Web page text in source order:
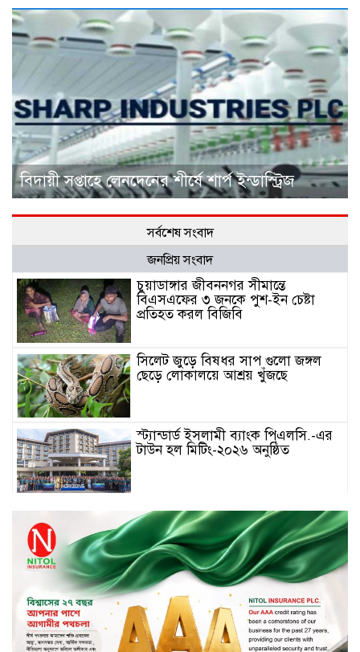
বিদায়ী সপ্তাহে লেনদেনের শীর্ষে শার্প ইন্ডাস্ট্রিজ
সর্বশেষ সংবাদ
জনপ্রিয় সংবাদ
চুয়াডাঙ্গার জীবননগর সীমান্তে
বিএসএফের ৩ জনকে পুশ-ইন চেষ্টা
প্রতিহত করল বিজিবি
সিলেট জুড়ে বিষধর সাপ গুলো জঙ্গল
ছেড়ে লোকালয়ে আশ্রয় খুঁজছে
স্ট্যান্ডার্ড ইসলামী ব্যাংক পিএলসি.-এর
টাউন হল মিটিং-২০২৬ অনুষ্ঠিত
বিদায়ী সপ্তাহে দর পতনের শীর্ষে এস
আলম কোল্ড রোল্ড
বিদায়ী সপ্তাহে দর বৃদ্ধির শীর্ষে ফারইস্ট
ফাইন্যান্স